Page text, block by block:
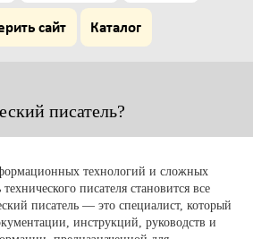
сайт Каталог
писатель?
технологий и сложных
писателя становится все
писатель — это специалист, который
инструкций, руководств и